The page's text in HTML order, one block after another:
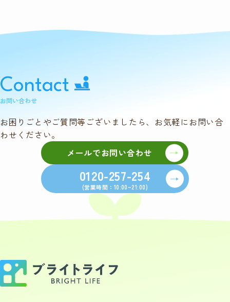
Contact
お問い合わせ
お困りごとやご質問等ございましたら、お気軽にお問い合
わせください。
メールでお問い合わせ
0120-257-254
(営業時間：10:00~21:00)